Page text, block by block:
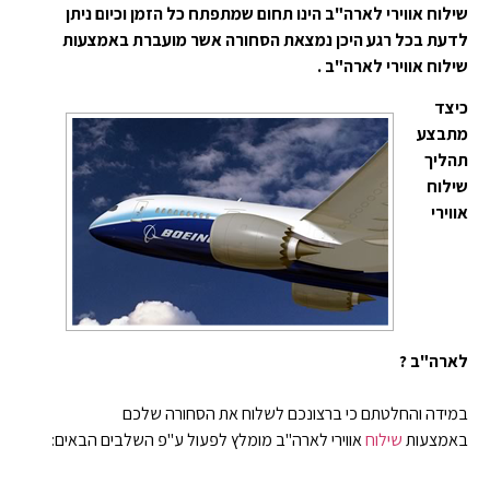
שילוח אווירי לארה"ב הינו תחום שמתפתח כל הזמן וכיום ניתן
לדעת בכל רגע היכן נמצאת הסחורה אשר מועברת באמצעות
שילוח אווירי לארה"ב .
כיצד
מתבצע
תהליך
שילוח
אווירי
לארה"ב ?
במידה והחלטתם כי ברצונכם לשלוח את הסחורה שלכם
באמצעותשילוחאווירי לארה"ב מומלץ לפעול ע"פ השלבים הבאים: